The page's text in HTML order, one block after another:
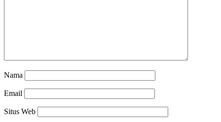
Nama
Email
Situs Web